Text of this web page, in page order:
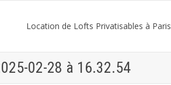
Location de Lofts Privatisables à Paris
02-28 à 16.32.54